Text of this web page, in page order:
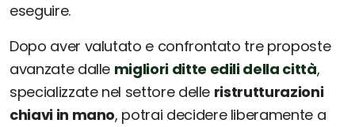
eseguire.
Dopo aver valutato e confrontato tre proposte
avanzate dalle migliori ditte edili della città,
specializzate nel settore delle ristrutturazioni
chiavi in mano, potrai decidere liberamente a